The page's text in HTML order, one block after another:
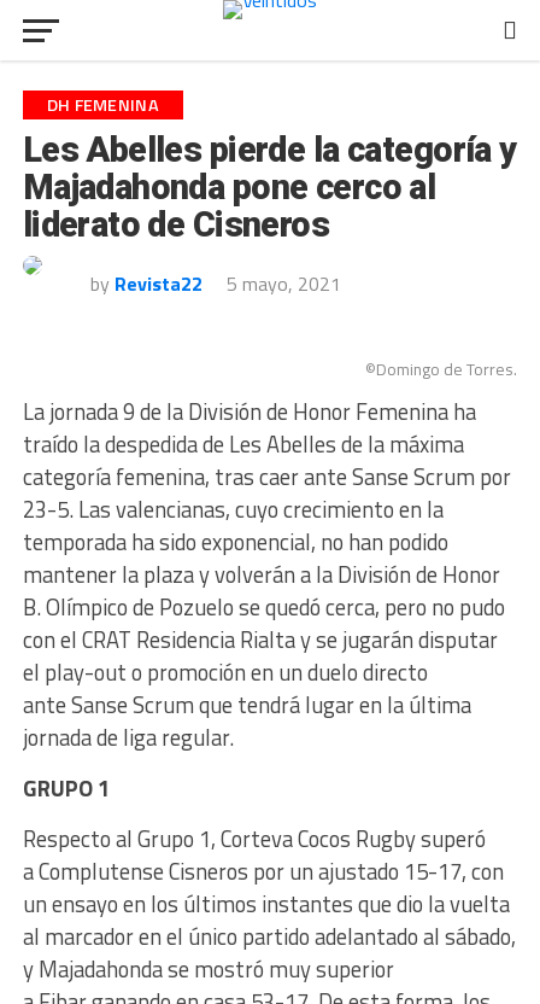
DH FEMENINA
Les Abelles pierde la categoría y
Majadahonda pone cerco al
liderato de Cisneros
by Revista22 5 mayo, 2021
©Domingo de Torres.
La jornada 9 de la División de Honor Femenina ha
traído la despedida de Les Abelles de la máxima
categoría femenina, tras caer ante Sanse Scrum por
23-5. Las valencianas, cuyo crecimiento en la
temporada ha sido exponencial, no han podido
mantener la plaza y volverán a la División de Honor
B. Olímpico de Pozuelo se quedó cerca, pero no pudo
con el CRAT Residencia Rialta y se jugarán disputar
el play-out o promoción en un duelo directo
ante Sanse Scrum que tendrá lugar en la última
jornada de liga regular.
GRUPO 1
Respecto al Grupo 1, Corteva Cocos Rugby superó
a Complutense Cisneros por un ajustado 15-17, con
un ensayo en los últimos instantes que dio la vuelta
al marcador en el único partido adelantado al sábado,
y Majadahonda se mostró muy superior